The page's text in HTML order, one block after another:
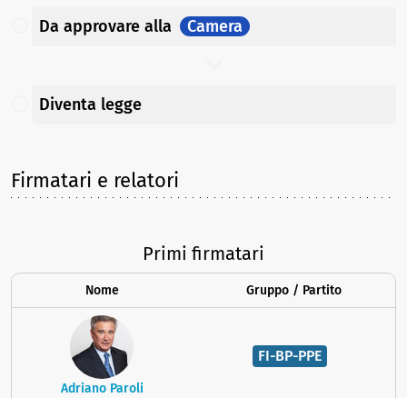
Da approvare alla Camera
Diventa legge
Firmatari e relatori
Primi firmatari
Nome Gruppo / Partito
Adriano Paroli
FI-BP-PPE